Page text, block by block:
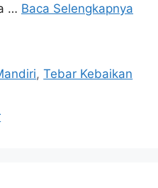
… Baca Selengkapnya
,Tebar Kebaikan